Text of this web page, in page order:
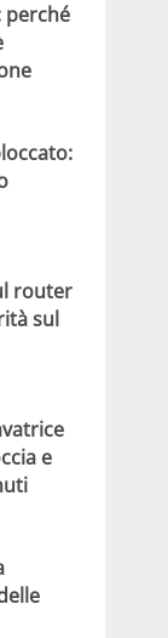
perché
router
sul
e